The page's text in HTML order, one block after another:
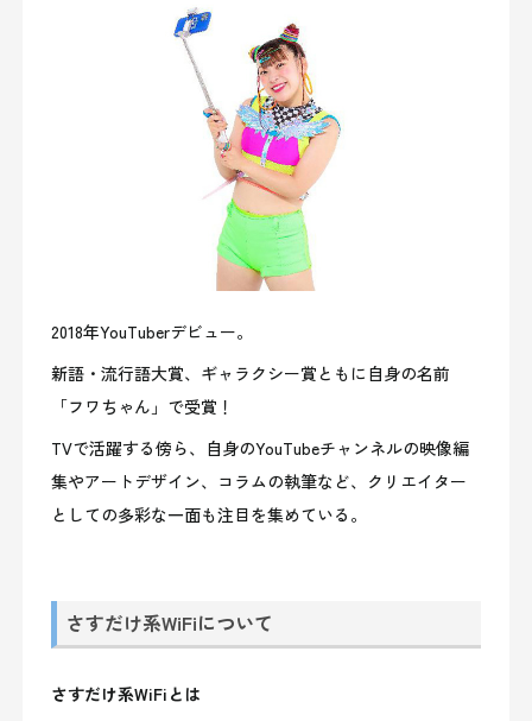
2018年YouTuberデビュー。
新語・流行語大賞、ギャラクシー賞ともに自身の名前
「フワちゃん」で受賞！
TVで活躍する傍ら、自身のYouTubeチャンネルの映像編
集やアートデザイン、コラムの執筆など、クリエイター
としての多彩な一面も注目を集めている。
さすだけ系WiFiについて
さすだけ系WiFiとは